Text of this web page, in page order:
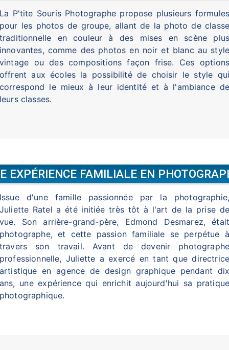
La P'tite Souris Photographe propose plusieurs formules
pour les photos de groupe, allant de la photo de classe
traditionnelle en couleur à des mises en scène plus
innovantes, comme des photos en noir et blanc au style
vintage ou des compositions façon frise. Ces options
offrent aux écoles la possibilité de choisir le style qui
correspond le mieux à leur identité et à l'ambiance de
leurs classes.
EXPÉRIENCE FAMILIALE EN
Issue d'une famille passionnée par la photographie,
Juliette Ratel a été initiée très tôt à l'art de la prise de
vue. Son arrière-grand-père, Edmond Desmarez, était
photographe, et cette passion familiale se perpétue à
travers son travail. Avant de devenir photographe
professionnelle, Juliette a exercé en tant que directrice
artistique en agence de design graphique pendant dix
ans, une expérience qui enrichit aujourd'hui sa pratique
photographique.